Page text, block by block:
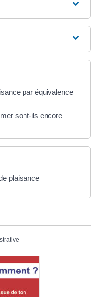
par équivalence
sont-ils encore
plaisance